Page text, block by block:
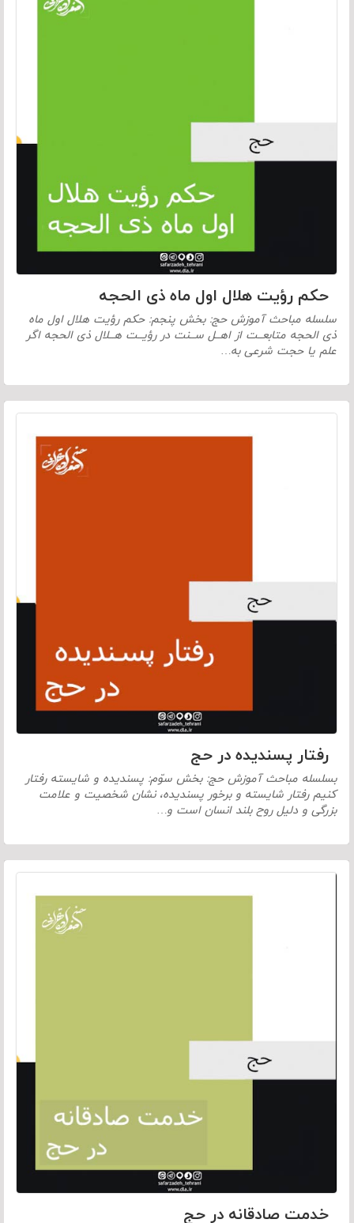
حکم رؤیت هلال اول ماه ذی الحجه
سلسله مباحث آموزش حج: بخش پنجم: حکم رؤیت هلال اول ماه
ذی الحجه متابعــت از اهــل ســنت در رؤیــت هــلال ذی الحجه اگر
علم یا حجت شرعی به…
رفتار پسندیده در حج
بسلسله مباحث آموزش حج: بخش سوّم: پسندیده و شایسته رفتار
کنیم رفتار شایسته و برخور پسندیده، نشان شخصیت و علامت
بزرگی و دلیل روح بلند انسان است و…
خدمت صادقانه در حج